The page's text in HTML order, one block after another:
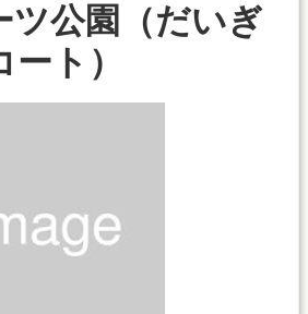
ツ公園（だいぎ
ト）